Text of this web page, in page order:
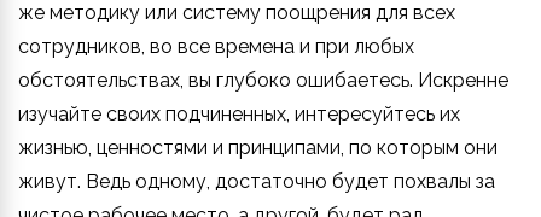
же методику или систему поощрения для всех
сотрудников, во все времена и при любых
обстоятельствах, вы глубоко ошибаетесь. Искренне
изучайте своих подчиненных, интересуйтесь их
жизнью, ценностями и принципами, по которым они
живут. Ведь одному, достаточно будет похвалы за